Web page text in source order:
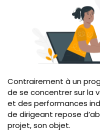
Contrairement à un
de se concentrer sur la
et des performances
de dirigeant repose
projet, son objet.